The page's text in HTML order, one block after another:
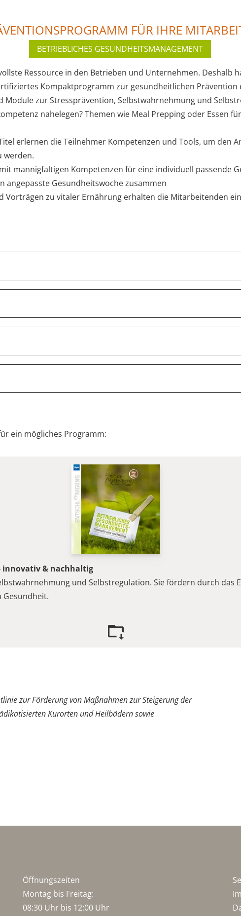
FÜR IHRE
BETRIEBLICHES GESUNDHEITSMANAGEMENT
Ressource in den Betrieben und Unternehmen. Deshalb
Kompaktprogramm zur gesundheitlichen
zur Stressprävention, Selbstwahrnehmung und
nahelegen? Themen wie Meal Prepping oder Essen
erlernen die Teilnehmer Kompetenzen und Tools, um den
werden.
mannigfaltigen Kompetenzen für eine individuell passende
angepasste Gesundheitswoche zusammen
Vorträgen zu vitaler Ernährung erhalten die Mitarbeitenden
ein mögliches Programm:
innovativ & nachhaltig
und Selbstregulation. Sie fördern durch das
Gesundheit.
zur Förderung von Maßnahmen zur Steigerung der
Kurorten und Heilbädern sowie
Öffnungszeiten
Montag bis Freitag:
08:30 Uhr bis 12:00 Uhr